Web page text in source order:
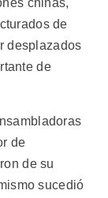
chinas,
de
desplazados
de
de
de su
sucedió